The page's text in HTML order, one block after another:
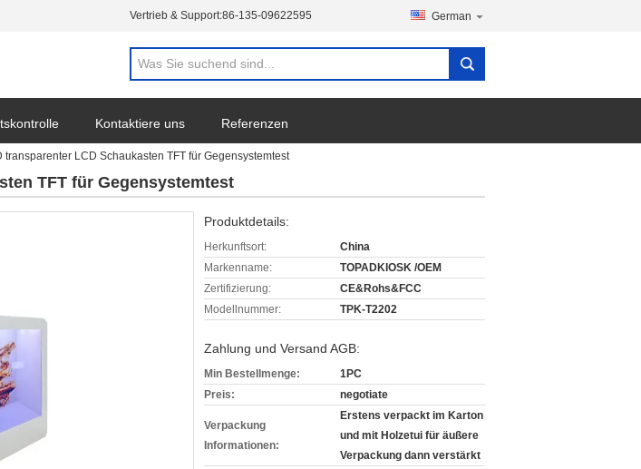
Vertrieb & Support:86-135-09622595 German
Kontaktiere uns Referenzen
LCD Schaukasten TFT für Gegensystemtest
TFT für Gegensystemtest
Produktdetails:
Herkunftsort:
China
Markenname:
TOPADKIOSK /OEM
Zertifizierung:
CE&Rohs&FCC
Modellnummer:
TPK-T2202
Zahlung und Versand AGB:
Min Bestellmenge:
1PC
Preis:
negotiate
Verpackung
Informationen:
Erstens verpackt im Karton
und mit Holzetui für äußere
Verpackung dann verstärkt